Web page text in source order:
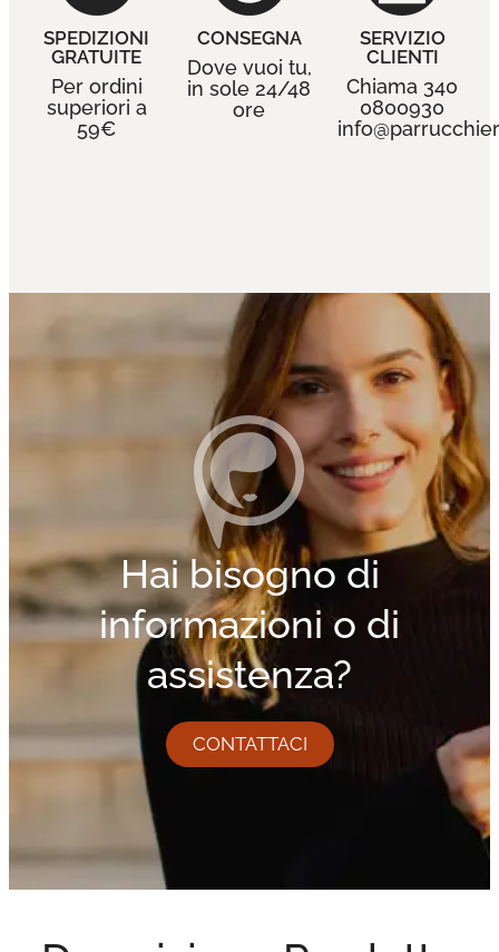
SPEDIZIONI
GRATUITE
Per ordini
superiori a
59€
CONSEGNA
Dove vuoi tu,
in sole 24/48
ore
SERVIZIO
CLIENTI
Chiama 340
0800930
Hai bisogno di
informazioni o di
assistenza?
CONTATTACI